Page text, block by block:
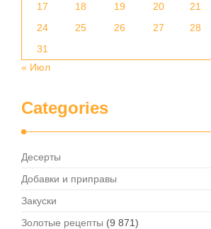
17
18 19 20 21
24
25 26 27 28
31
« Июл
Categories
Десерты
Добавки и приправы
Закуски
Золотые рецепты (9 871)